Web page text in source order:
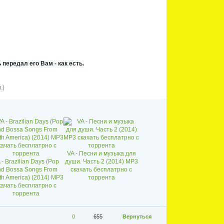
его Вам - как есть.
- Brazilian Days (Pop
Bossa Songs From
America) (2014) MP3
бесплатрно с
торрента
VA - Песни и музыка для
души. Часть 2 (2014) MP3
скачать бесплатрно с
торрента
Вернуться
655
0